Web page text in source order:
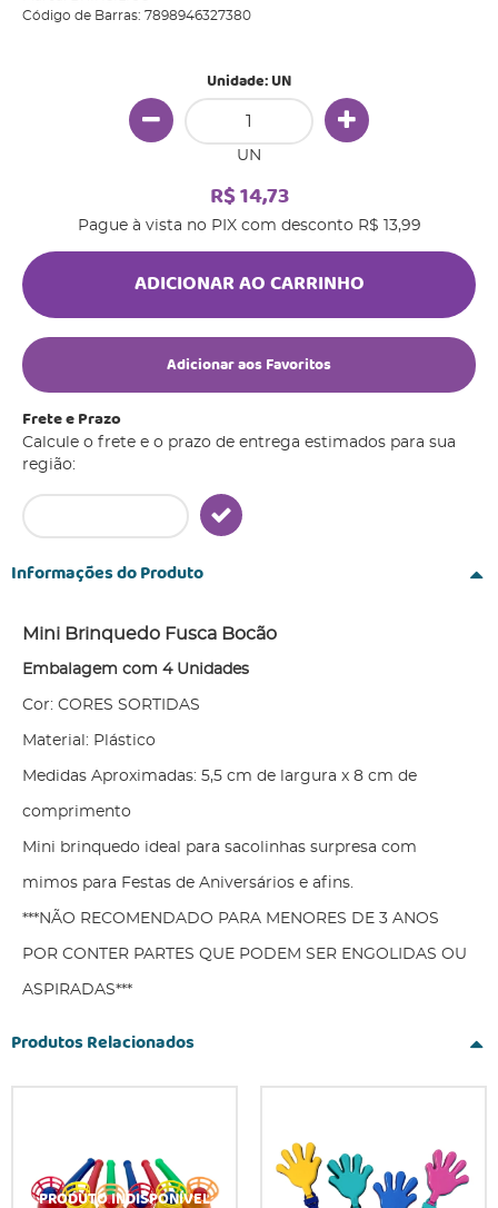
Código de Barras: 7898946327380
Unidade: UN
UN
R$ 14,73
Pague à vista no PIX com desconto R$ 13,99
ADICIONAR AO CARRINHO
Adicionar aos Favoritos
Frete e Prazo
Calcule o frete e o prazo de entrega estimados para sua
região:
Informações do Produto
Mini Brinquedo Fusca Bocão
Embalagem com 4 Unidades
Cor: CORES SORTIDAS
Material: Plástico
Medidas Aproximadas: 5,5 cm de largura x 8 cm de
comprimento
Mini brinquedo ideal para sacolinhas surpresa com
mimos para Festas de Aniversários e afins.
***NÃO RECOMENDADO PARA MENORES DE 3 ANOS
POR CONTER PARTES QUE PODEM SER ENGOLIDAS OU
ASPIRADAS***
Produtos Relacionados